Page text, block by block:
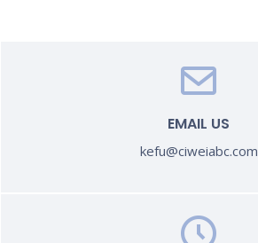
EMAIL US
kefu@ciweiabc.com